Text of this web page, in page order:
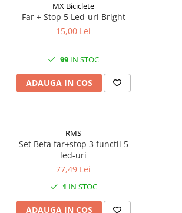
MX Biciclete
Far + Stop 5 Led-uri Bright
15,00 Lei
99 IN STOC
ADAUGA IN COS
RMS
Set Beta far+stop 3 functii 5
led-uri
77,49 Lei
1 IN STOC
ADAUGA IN COS